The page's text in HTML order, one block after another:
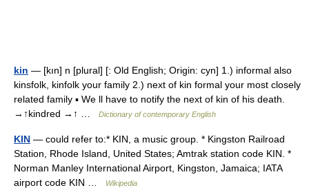
kin — [kın] n [plural] [: Old English; Origin: cyn] 1.) informal also
kinsfolk, kinfolk your family 2.) next of kin formal your most closely
related family ▪ We ll have to notify the next of kin of his death.
→↑kindred →↑ …
Dictionary of contemporary English
KIN — could refer to:* KIN, a music group. * Kingston Railroad
Station, Rhode Island, United States; Amtrak station code KIN. *
Norman Manley International Airport, Kingston, Jamaica; IATA
airport code KIN …
Wikipedia